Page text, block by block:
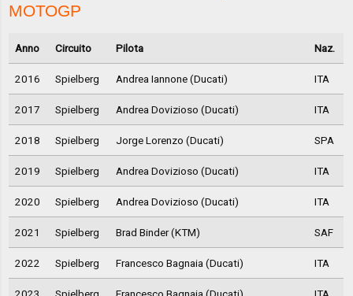
MOTOGP
Anno Circuito Pilota Naz.
2016 Spielberg Andrea Iannone (Ducati) ITA
2017 Spielberg Andrea Dovizioso (Ducati) ITA
2018 Spielberg Jorge Lorenzo (Ducati) SPA
2019 Spielberg Andrea Dovizioso (Ducati) ITA
2020 Spielberg Andrea Dovizioso (Ducati) ITA
2021 Spielberg Brad Binder (KTM) SAF
2022 Spielberg Francesco Bagnaia (Ducati) ITA